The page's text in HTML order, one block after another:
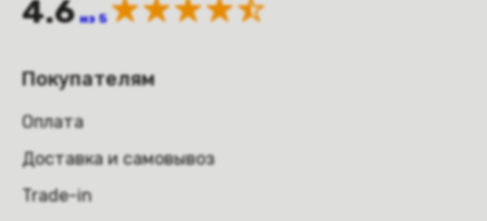
4.6 из 5
Покупателям
Оплата
Доставка и самовывоз
Trade-in